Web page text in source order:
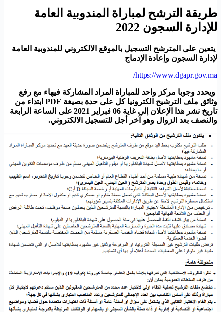
طريقة الترشح لمباراة المندوبية العامة
للإدارة السجون 2022
يتعين على المترشح التسجيل بالموقع الالكتروني للمندوبية العامة
لإدارة السجون وإعادة الإدماج
https://www.dgapr.gov.ma/
ويحدد وجوبا مركز واحد للمباراة المراد المشاركة فيهاء مع رفع
وثائق ملف الترشيح الكترونيا كل على حدة بصيغة PDF ابتداء من
تاريخ نشر هذا الإعلان إلى غاية 06 فبراير 2021 على الساعة الرابعة
والنصف بعد الزوال وهو آخر أجل للتسجيل الالكتروني.